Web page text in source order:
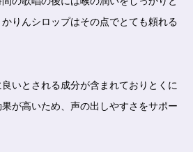
りんシロップはその点でとても頼れる
いとされる成分が含まれておりとくに
が高いため、声の出しやすさをサポー